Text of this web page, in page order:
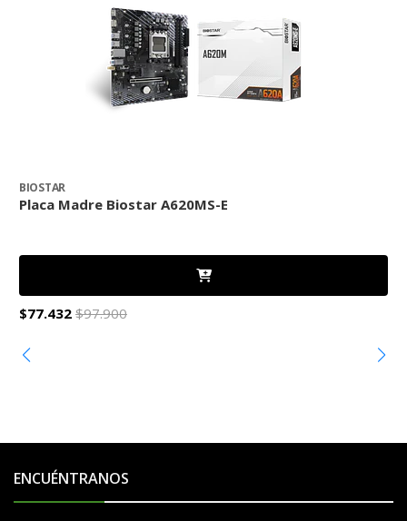
BIOSTAR
Placa Madre Biostar A620MS-E
$77.432 $97.900
ENCUÉNTRANOS